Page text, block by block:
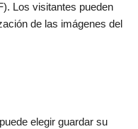
Los visitantes pueden
de las imágenes del
elegir guardar su